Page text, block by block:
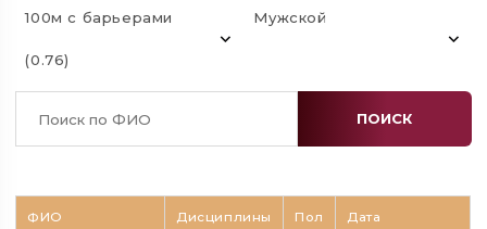
100м с барьерами
(0.76)
Мужской
ПОИСК
ФИО
Дисциплины Пол
Дата